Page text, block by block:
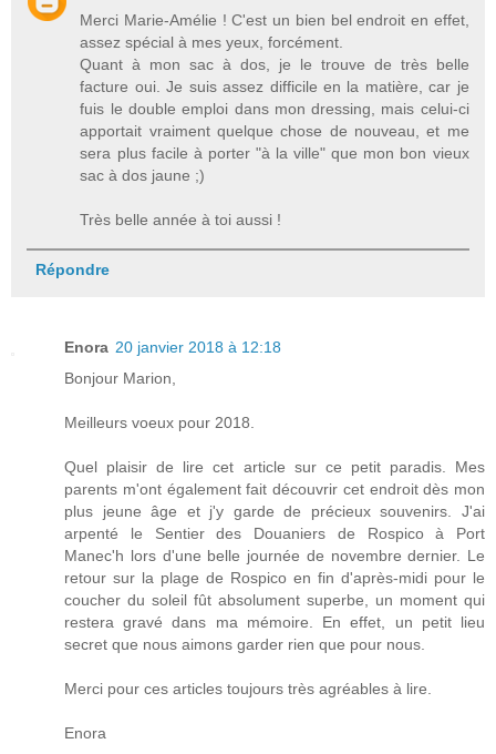
Merci Marie-Amélie ! C'est un bien bel endroit en effet,
assez spécial à mes yeux, forcément.
Quant à mon sac à dos, je le trouve de très belle
facture oui. Je suis assez difficile en la matière, car je
fuis le double emploi dans mon dressing, mais celui-ci
apportait vraiment quelque chose de nouveau, et me
sera plus facile à porter "à la ville" que mon bon vieux
sac à dos jaune ;)
Très belle année à toi aussi !
Répondre
Enora 20 janvier 2018 à 12:18
Bonjour Marion,
Meilleurs voeux pour 2018.
Quel plaisir de lire cet article sur ce petit paradis. Mes
parents m'ont également fait découvrir cet endroit dès mon
plus jeune âge et j'y garde de précieux souvenirs. J'ai
arpenté le Sentier des Douaniers de Rospico à Port
Manec'h lors d'une belle journée de novembre dernier. Le
retour sur la plage de Rospico en fin d'après-midi pour le
coucher du soleil fût absolument superbe, un moment qui
restera gravé dans ma mémoire. En effet, un petit lieu
secret que nous aimons garder rien que pour nous.
Merci pour ces articles toujours très agréables à lire.
Enora